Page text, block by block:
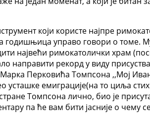
који користе најпре
управо говори о томе.
највећи римокатолички храм
направити рекорд у виду
Перковића Томпсона ,,Мој
емиграције(на то циља
Томпсона лично, био је
па ће вам бити јасније о